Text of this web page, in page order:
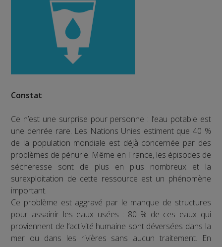
Constat
Ce n’est une surprise pour personne : l’eau potable est
une denrée rare. Les Nations Unies estiment que 40 %
de la population mondiale est déjà concernée par des
problèmes de pénurie. Même en France, les épisodes de
sécheresse sont de plus en plus nombreux et la
surexploitation de cette ressource est un phénomène
important.
Ce problème est aggravé par le manque de structures
pour assainir les eaux usées : 80 % de ces eaux qui
proviennent de l’activité humaine sont déversées dans la
mer ou dans les rivières sans aucun traitement. En